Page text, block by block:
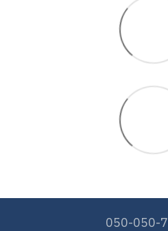
050-050-